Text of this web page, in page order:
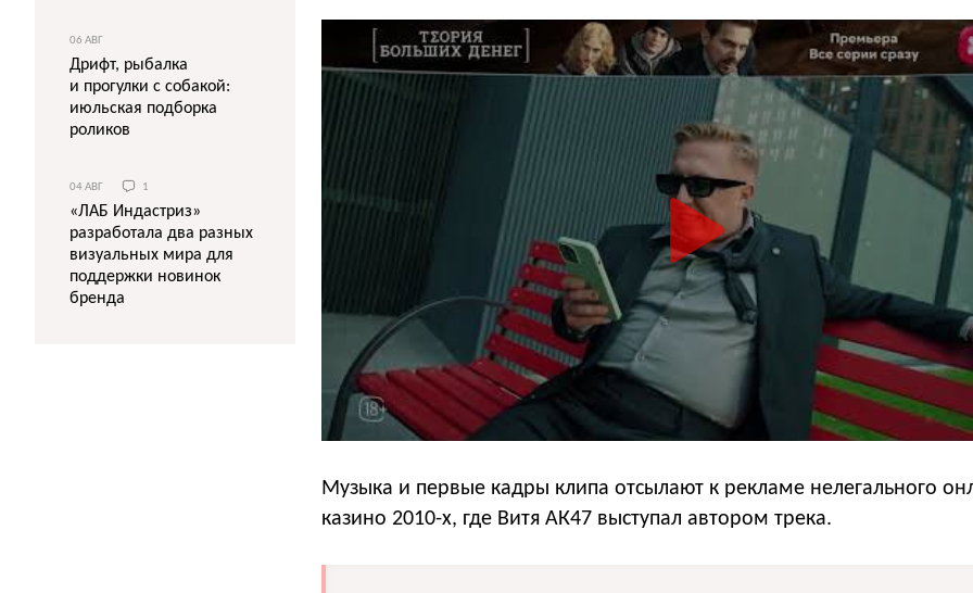
Музыка и первые кадры клипа отсылают к рекламе нелегального
казино 2010-х, где Витя АК47 выступал автором трека.
06 АВГ
Дрифт, рыбалка
и прогулки с собакой:
июльская подборка
роликов
04 АВГ 1
«ЛАБ Индастриз»
разработала два разных
визуальных мира для
поддержки новинок
бренда